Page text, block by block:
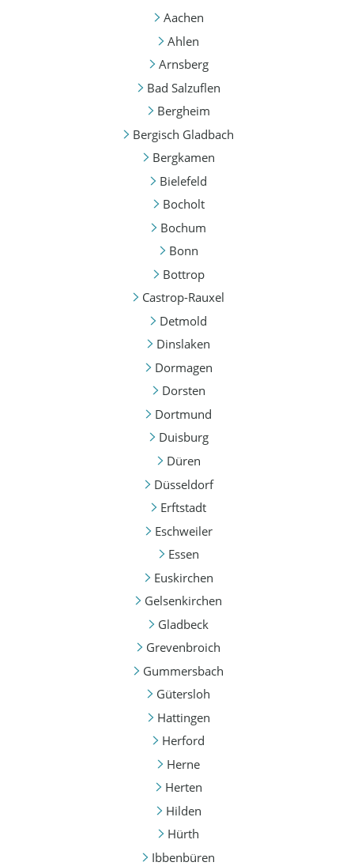
Aachen
Ahlen
Arnsberg
Bad Salzuflen
Bergheim
Bergisch Gladbach
Bergkamen
Bielefeld
Bocholt
Bochum
Bonn
Bottrop
Castrop-Rauxel
Detmold
Dinslaken
Dormagen
Dorsten
Dortmund
Duisburg
Düren
Düsseldorf
Erftstadt
Eschweiler
Essen
Euskirchen
Gelsenkirchen
Gladbeck
Grevenbroich
Gummersbach
Gütersloh
Hattingen
Herford
Herne
Herten
Hilden
Hürth
Ibbenbüren